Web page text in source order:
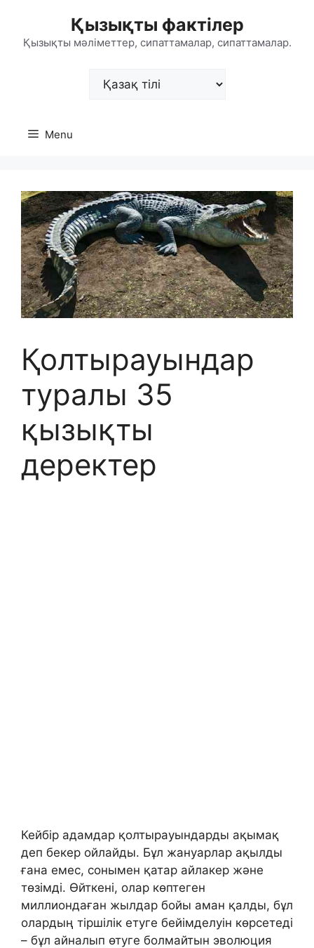
content
Қызықты фактілер
Қызықты мәліметтер, сипаттамалар, сипаттамалар.
Choose
Menu
Қолтырауындар
туралы 35
қызықты
деректер
Кейбір адамдар қолтырауындарды ақымақ
деп бекер ойлайды. Бұл жануарлар ақылды
ғана емес, сонымен қатар айлакер және
төзімді. Өйткені, олар көптеген
миллиондаған жылдар бойы аман қалды, бұл
олардың тіршілік етуге бейімделуін көрсетеді
– бұл айналып өтуге болмайтын эволюция